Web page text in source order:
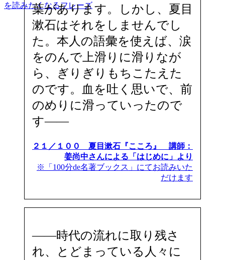
を読みたくなるフレーズ
葉があります。しかし、夏目
漱石はそれをしませんでし
た。本人の語彙を使えば、涙
をのんで上滑りに滑りなが
ら、ぎりぎりもちこたえた
のです。血を吐く思いで、前
のめりに滑っていったので
す――
２１／１００ 夏目漱石『こころ』 講師：
姜尚中さんによる「はじめに」より
※「100分de名著ブックス」にてお読みいた
だけます
――時代の流れに取り残さ
れ、とどまっている人々に